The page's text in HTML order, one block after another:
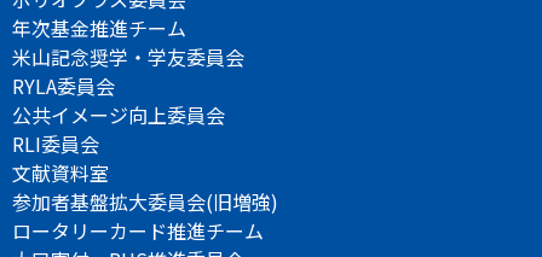
年次基金推進チーム
米山記念奨学・学友委員会
RYLA委員会
公共イメージ向上委員会
RLI委員会
文献資料室
参加者基盤拡大委員会(旧増強)
ロータリーカード推進チーム